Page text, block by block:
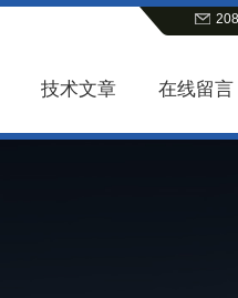
技术文章 在线留言